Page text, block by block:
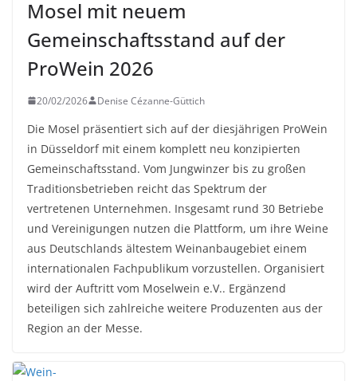
Mosel mit neuem
Gemeinschaftsstand auf der
ProWein 2026
20/02/2026 Denise Cézanne-Güttich
Die Mosel präsentiert sich auf der diesjährigen ProWein
in Düsseldorf mit einem komplett neu konzipierten
Gemeinschaftsstand. Vom Jungwinzer bis zu großen
Traditionsbetrieben reicht das Spektrum der
vertretenen Unternehmen. Insgesamt rund 30 Betriebe
und Vereinigungen nutzen die Plattform, um ihre Weine
aus Deutschlands ältestem Weinanbaugebiet einem
internationalen Fachpublikum vorzustellen. Organisiert
wird der Auftritt vom Moselwein e.V.. Ergänzend
beteiligen sich zahlreiche weitere Produzenten aus der
Region an der Messe.